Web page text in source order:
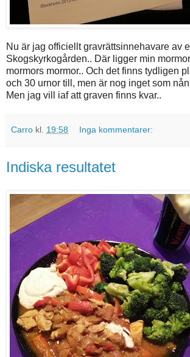
Nu är jag officiellt gravrättsinnehavare av
Skogskyrkogården.. Där ligger min
mormors mormor.. Och det finns tydligen
och 30 urnor till, men är nog inget som
Men jag vill iaf att graven finns kvar..
Carro kl. 19:58 Inga kommentarer:
Indiska resultatet